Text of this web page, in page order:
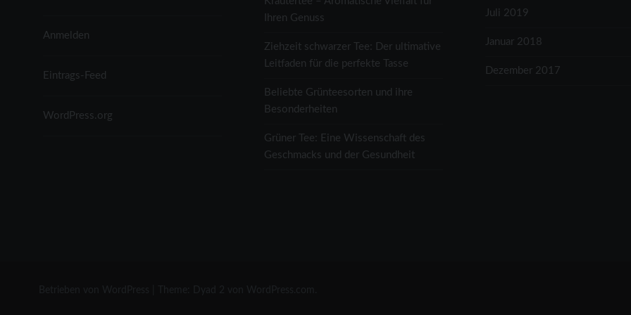
Ihren Genuss
Ziehzeit schwarzer Tee: Der ultimative
Leitfaden für die perfekte Tasse
Beliebte Grünteesorten und ihre
Besonderheiten
Grüner Tee: Eine Wissenschaft des
Geschmacks und der Gesundheit
Juli 2019
Januar 2018
Dezember 2017
Anmelden
Eintrags-Feed
WordPress.org